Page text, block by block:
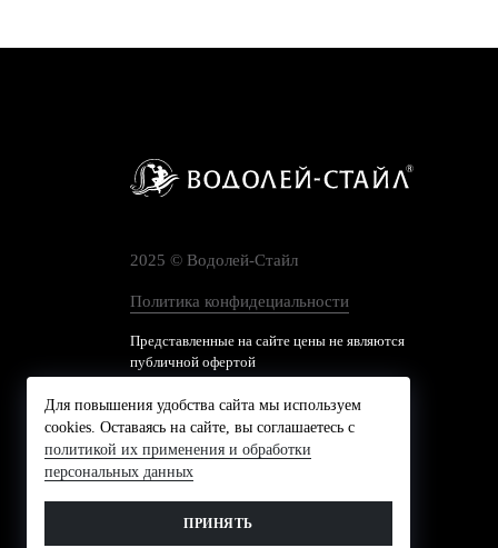
2025 © Водолей-Cтайл
Политика конфидециальности
Представленные на сайте цены не являются
публичной офертой
Для повышения удобства сайта мы используем
cookies. Оставаясь на сайте, вы соглашаетесь с
политикой их применения и обработки
персональных данных
ПРИНЯТЬ